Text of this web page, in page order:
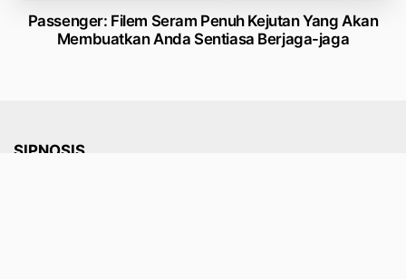
Passenger: Filem Seram Penuh Kejutan Yang Akan
Membuatkan Anda Sentiasa Berjaga-jaga
SIPNOSIS